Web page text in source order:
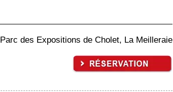
Parc des Expositions de Cholet, La Meilleraie